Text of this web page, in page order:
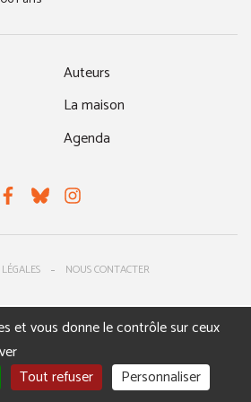
Auteurs
La maison
Agenda
FacebookBlueskyInstagram
NOUS CONTACTER
et vous donne le contrôle sur ceux
Tout refuser Personnaliser